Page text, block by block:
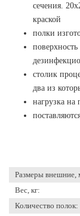
сечения.
краской
полки
столик
два из
нагрузка на
Размеры
Вес, кг:
Количество полок: